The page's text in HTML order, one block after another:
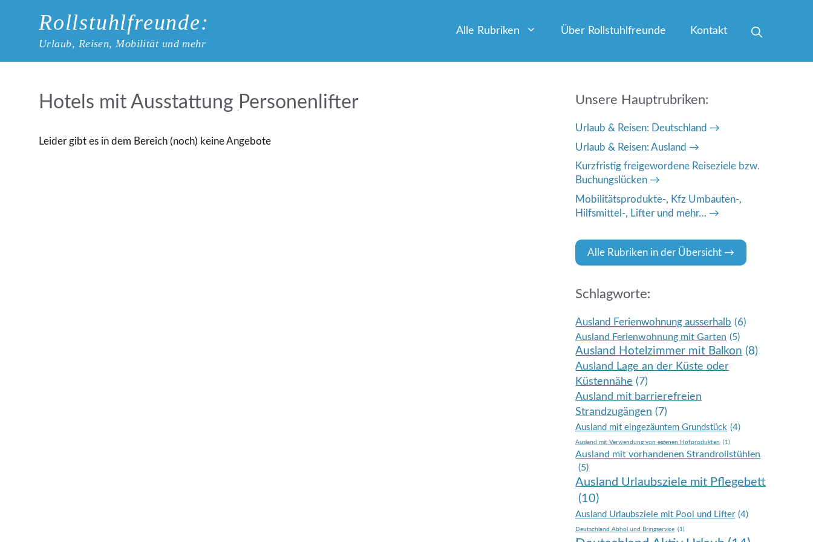
Rollstuhlfreunde:
Urlaub, Reisen, Mobilität und mehr
Alle Rubriken Über Rollstuhlfreunde Kontakt
Hotels mit Ausstattung Personenlifter
Leider gibt es in dem Bereich (noch) keine Angebote
Unsere Hauptrubriken:
Urlaub & Reisen: Deutschland
Urlaub & Reisen: Ausland
Kurzfristig freigewordene Reiseziele bzw.
Buchungslücken
Mobilitätsprodukte-, Kfz Umbauten-,
Hilfsmittel-, Lifter und mehr…
Alle Rubriken in der Übersicht
Schlagworte:
Ausland Ferienwohnung ausserhalb (6)
Ausland Ferienwohnung mit Garten (5)
Ausland Hotelzimmer mit Balkon (8)
Ausland Lage an der Küste oder
Küstennähe (7)
Ausland mit barrierefreien
Strandzugängen (7)
Ausland mit eingezäuntem Grundstück (4)
Ausland mit Verwendung von eigenen Hofprodukten (1)
Ausland mit vorhandenen Strandrollstühlen
(5)
Ausland Urlaubsziele mit Pflegebett
(10)
Ausland Urlaubsziele mit Pool und Lifter (4)
Deutschland Abhol und Bringservice (1)